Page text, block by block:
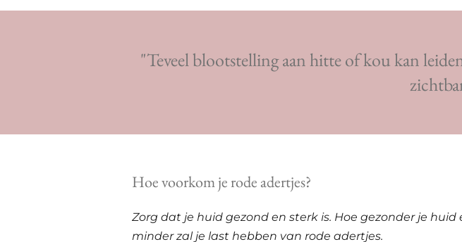
"Teveel blootstelling aan hitte of kou kan
Hoe voorkom je rode adertjes?
Zorg dat je huid gezond en sterk is. Hoe gezonder je
minder zal je last hebben van rode adertjes.